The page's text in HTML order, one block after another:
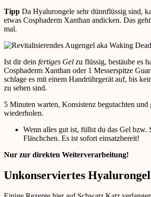
Tipp Da Hyalurongele sehr dünnflüssig sind,
etwas Cosphaderm Xanthan andicken. Das
mal.
Ist dir dein fertiges Gel zu flüssig, bestäube es
Cosphaderm Xanthan oder 1 Messerspitze
schlage es mit einem Handrührgerät auf, bis
zu sehen sind.
5 Minuten warten, Konsistenz begutachten und
wiederholen.
Wenn alles gut ist, füllst du das Gel bzw.
Fläschchen. Es ist sofort einsatzbereit!
Nur zur direkten Weiterverarbeitung!
Unkonserviertes Hyalurongel